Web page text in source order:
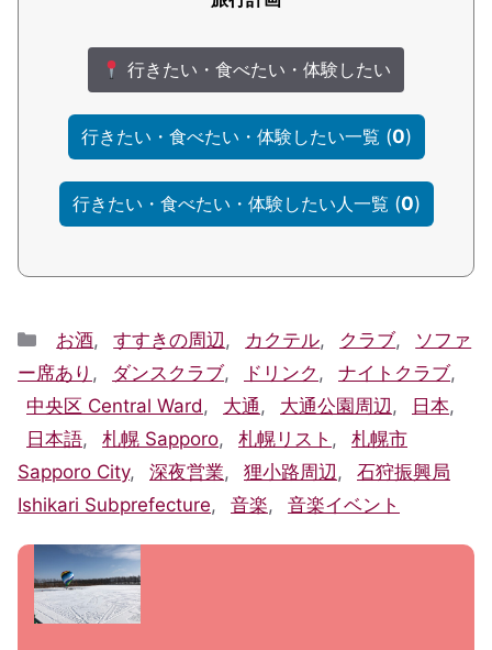
行きたい・食べたい・体験したい
行きたい・食べたい・体験したい一覧 (0)
行きたい・食べたい・体験したい人一覧 (0)
Categories
お酒, すすきの周辺 , カクテル, クラブ,
ソファ
ー席あり , ダンスクラブ, ドリンク , ナイトクラブ,
中央区 Central Ward , 大通 , 大通公園周辺 , 日本,
日本語, 札幌 Sapporo, 札幌リスト ,
札幌市
Sapporo City, 深夜営業, 狸小路周辺 ,
石狩振興局
Ishikari Subprefecture, 音楽, 音楽イベント